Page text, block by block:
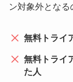
ン対象外となる
無料トライ
無料トライ
た人